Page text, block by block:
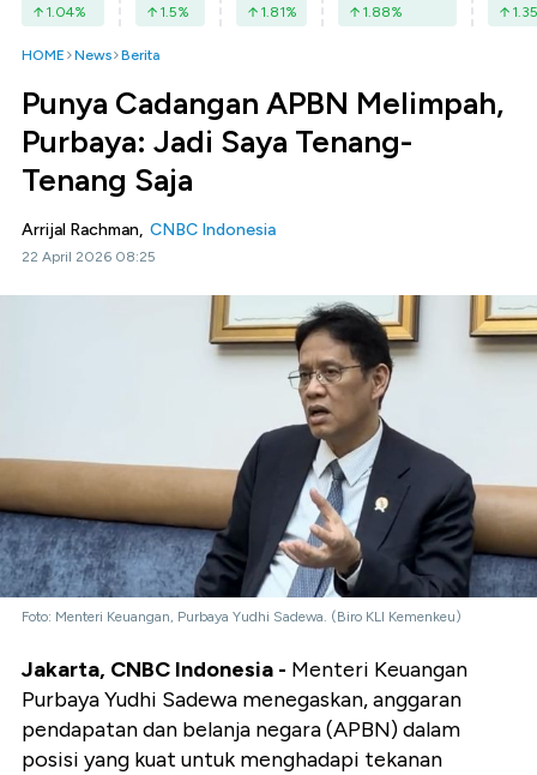
1.04% 1.5% 1.81% 1.88% 1.35
HOME News Berita
Punya Cadangan APBN Melimpah,
Purbaya: Jadi Saya Tenang-
Tenang Saja
Arrijal Rachman, CNBC Indonesia
22 April 2026 08:25
Foto: Menteri Keuangan, Purbaya Yudhi Sadewa. (Biro KLI Kemenkeu)
Jakarta, CNBC Indonesia - Menteri Keuangan
Purbaya Yudhi Sadewa menegaskan, anggaran
pendapatan dan belanja negara (APBN) dalam
posisi yang kuat untuk menghadapi tekanan